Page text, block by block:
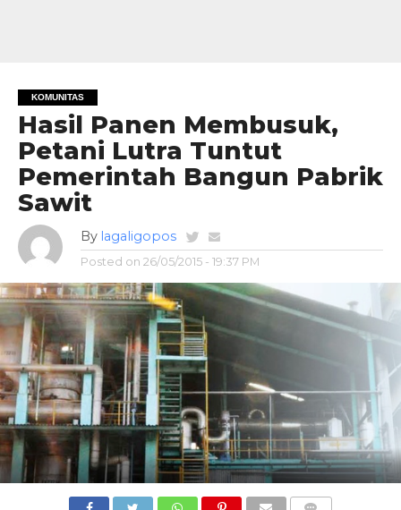
KOMUNITAS
Hasil Panen Membusuk,
Petani Lutra Tuntut
Pemerintah Bangun Pabrik
Sawit
By lagaligopos
Posted on 26/05/2015 - 19:37 PM